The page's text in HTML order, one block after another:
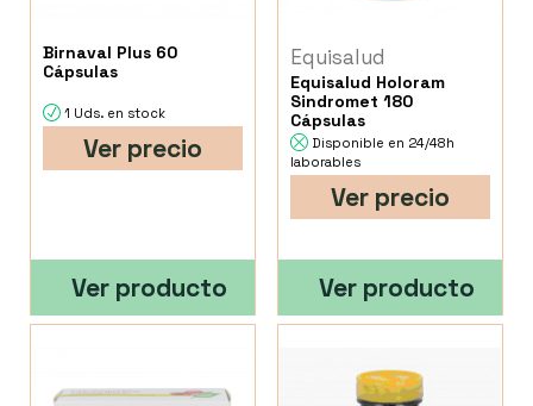
Birnaval Plus 60
Cápsulas
1 Uds. en stock
Ver precio
Ver producto
Equisalud
Equisalud Holoram
Sindromet 180
Cápsulas
Disponible en 24/48h
laborables
Ver precio
Ver producto